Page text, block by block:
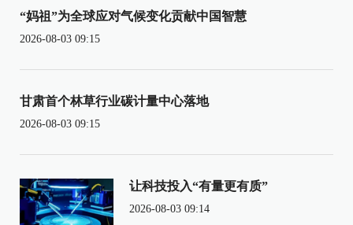
“妈祖”为全球应对气候变化贡献中国智慧
2026-08-03 09:15
甘肃首个林草行业碳计量中心落地
2026-08-03 09:15
让科技投入“有量更有质”
2026-08-03 09:14